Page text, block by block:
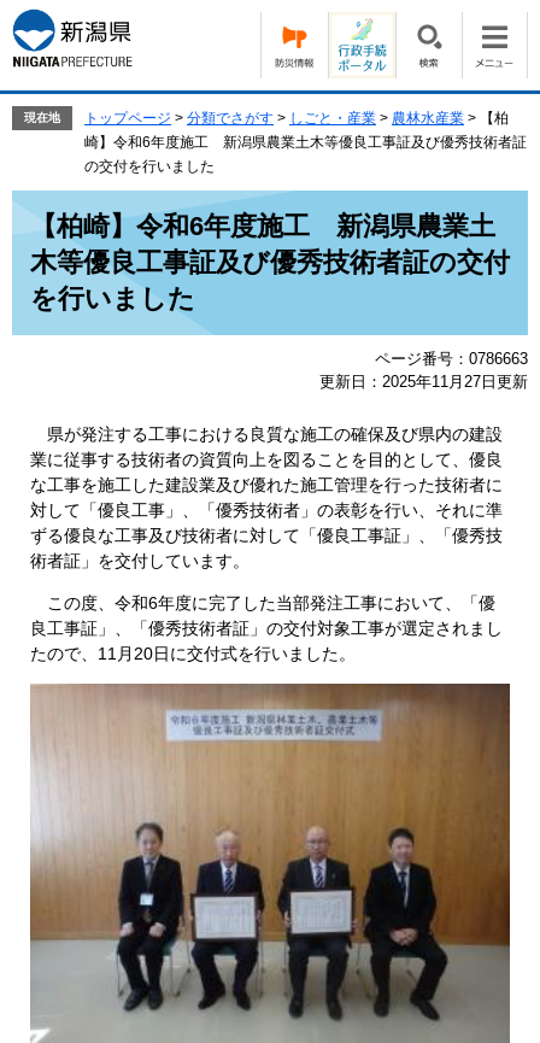
ー
ジ
の
す。
ニ
ュ
ー
し
現在地 トップページ > 分類でさがす > しごと・産業 > 農林水産業 >
【柏
崎】令和6年度施工 新潟県農業土木等優良工事証及び優秀技術者証
の交付を行いました
【柏崎】令和6年度施工 新潟県農業土
木等優良工事証及び優秀技術者証の交付
を行いました
ページ番号：0786663
更新日：2025年11月27日更新
県が発注する工事における良質な施工の確保及び県内の建設
業に従事する技術者の資質向上を図ることを目的として、優良
な工事を施工した建設業及び優れた施工管理を行った技術者に
対して「優良工事」、「優秀技術者」の表彰を行い、それに準
ずる優良な工事及び技術者に対して「優良工事証」、「優秀技
術者証」を交付しています。
この度、令和6年度に完了した当部発注工事において、「優
良工事証」、「優秀技術者証」の交付対象工事が選定されまし
たので、11月20日に交付式を行いました。